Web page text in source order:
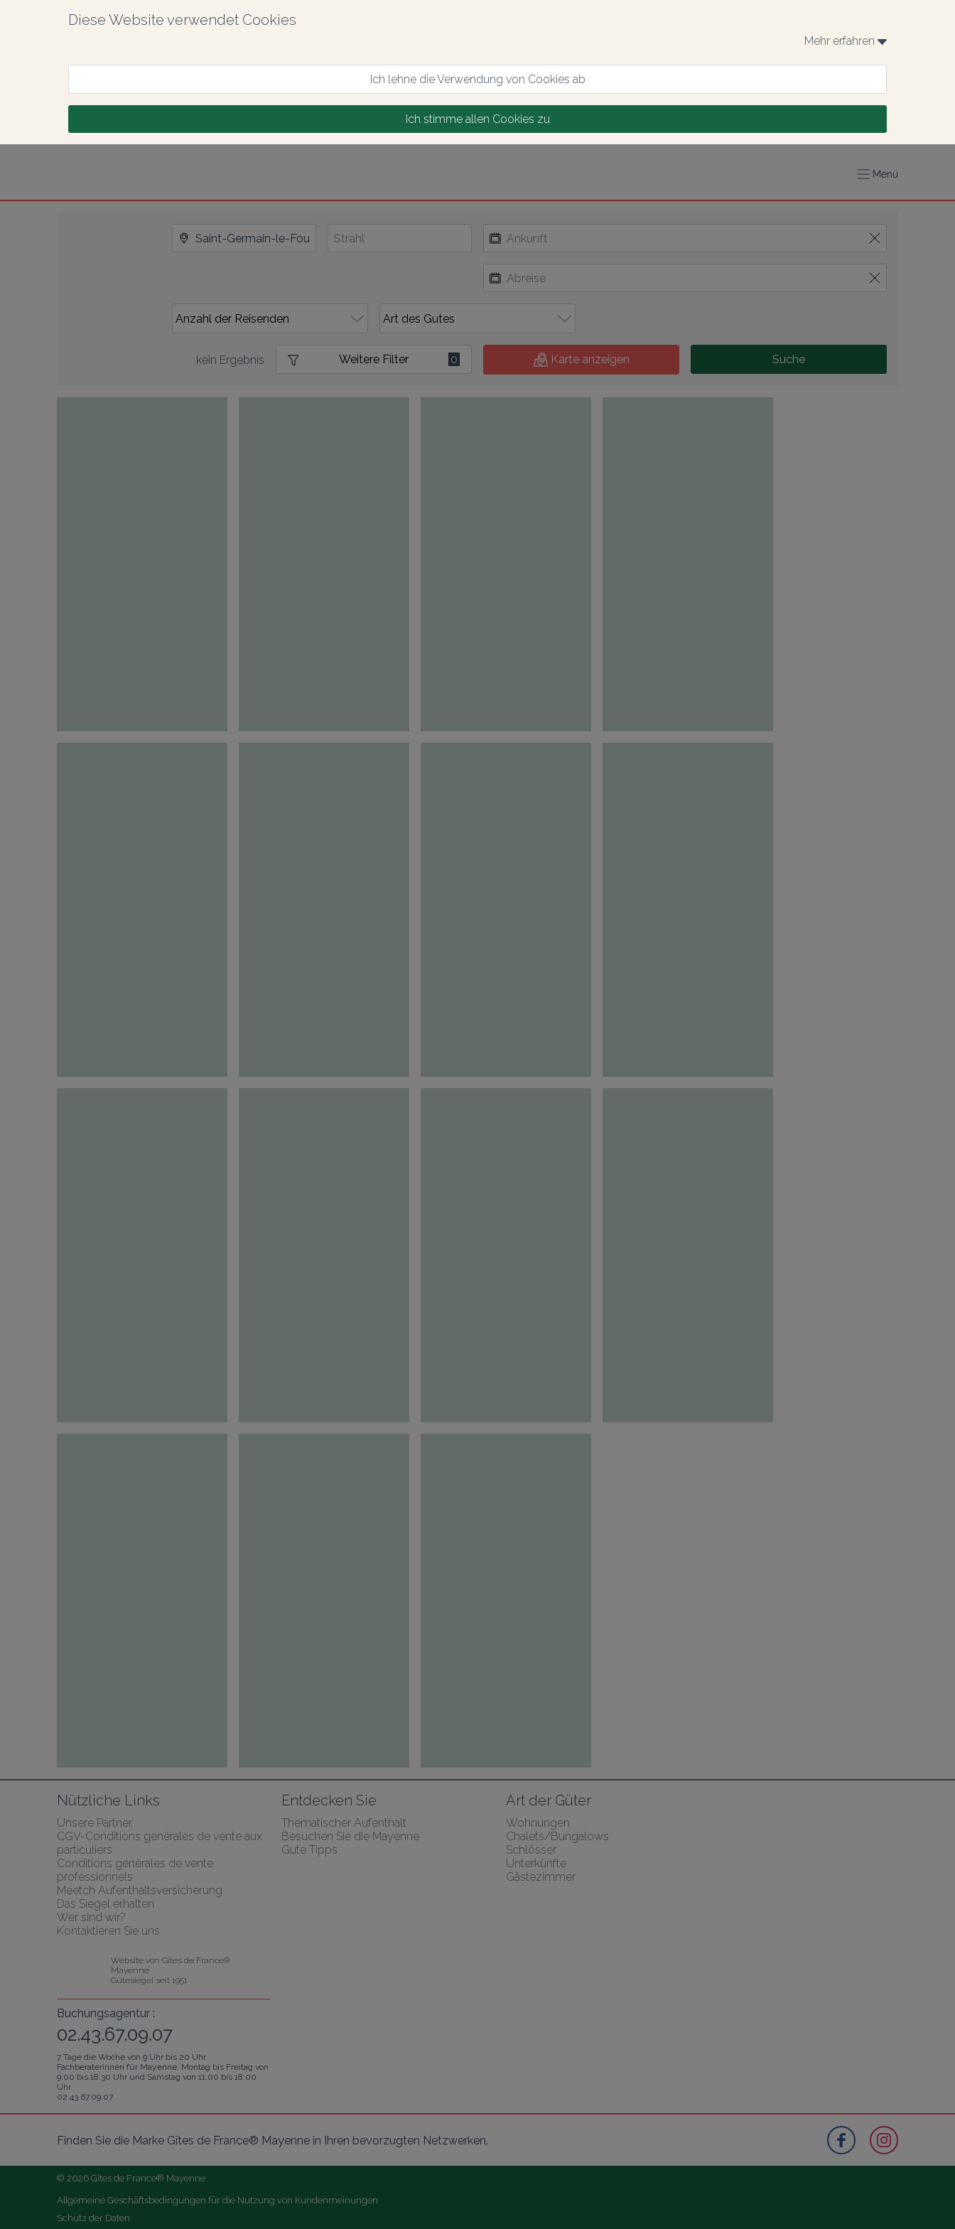
Diese Website verwendet Cookies
Mehr erfahren
Ich lehne die Verwendung von Cookies ab
Ich stimme allen Cookies zu
Menü
kein Ergebnis Weitere Filter 0 Karte anzeigen Suche
Nützliche Links
Unsere Partner
CGV-Conditions générales de vente aux
particuliers
Conditions générales de vente
professionnels
Meetch Aufenthaltsversicherung
Das Siegel erhalten
Wer sind wir?
Kontaktieren Sie uns
Entdecken Sie
Thematischer Aufenthalt
Besuchen Sie die Mayenne
Gute Tipps
Art der Güter
Wohnungen
Chalets/Bungalows
Schlösser
Unterkünfte
Gästezimmer
Website von Gîtes de France®
Mayenne
Gütesiegel seit 1951
Buchungsagentur :
02.43.67.09.07
7 Tage die Woche von 9 Uhr bis 20 Uhr.
Fachberaterinnen für Mayenne: Montag bis Freitag von
9:00 bis 18:30 Uhr und Samstag von 11:00 bis 18:00
Uhr.
02.43.67.09.07
Finden Sie die Marke Gîtes de France® Mayenne in Ihren bevorzugten Netzwerken.
© 2026 Gîtes de France® Mayenne
Allgemeine Geschäftsbedingungen für die Nutzung von Kundenmeinungen
Schutz der Daten